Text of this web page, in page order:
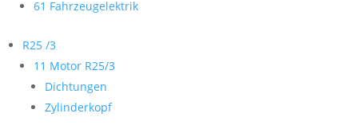
61 Fahrzeugelektrik
R25 /3
11 Motor R25/3
Dichtungen
Zylinderkopf